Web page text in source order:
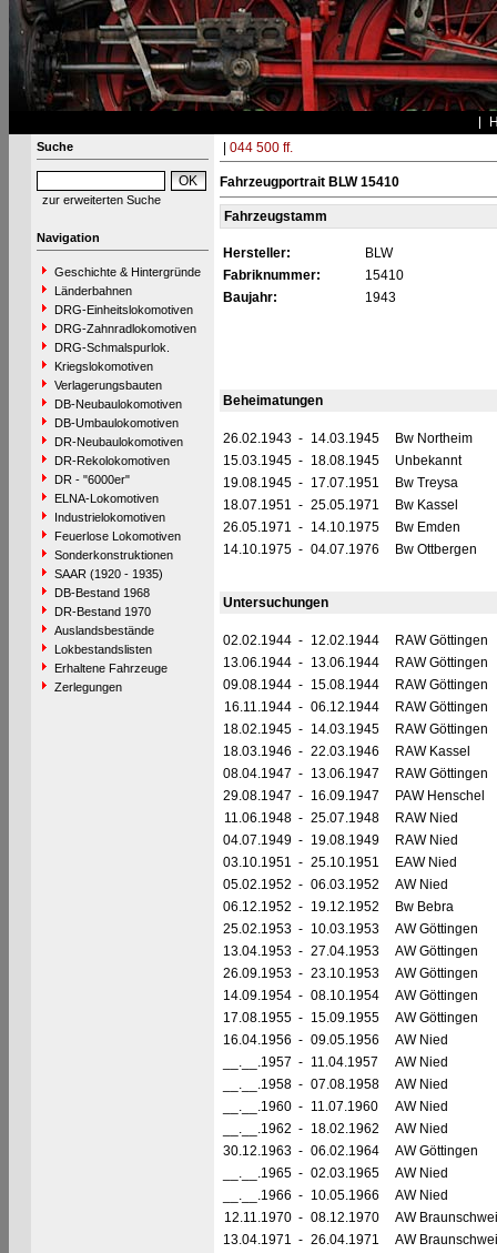
Suche
zur erweiterten Suche
Navigation
Geschichte & Hintergründe
Länderbahnen
DRG-Einheitslokomotiven
DRG-Zahnradlokomotiven
DRG-Schmalspurlok.
Kriegslokomotiven
Verlagerungsbauten
DB-Neubaulokomotiven
DB-Umbaulokomotiven
DR-Neubaulokomotiven
DR-Rekolokomotiven
DR - "6000er"
ELNA-Lokomotiven
Industrielokomotiven
Feuerlose Lokomotiven
Sonderkonstruktionen
SAAR (1920 - 1935)
DB-Bestand 1968
DR-Bestand 1970
Auslandsbestände
Lokbestandslisten
Erhaltene Fahrzeuge
Zerlegungen
044 500 ff.
Fahrzeugportrait BLW 15410
Fahrzeugstamm
Hersteller:
BLW
Fabriknummer:
15410
Baujahr:
1943
Beheimatungen
26.02.1943 - 14.03.1945
Bw Northeim
15.03.1945 - 18.08.1945
Unbekannt
19.08.1945 - 17.07.1951
Bw Treysa
18.07.1951 - 25.05.1971
Bw Kassel
26.05.1971 - 14.10.1975
Bw Emden
14.10.1975 - 04.07.1976 Bw Ottbergen
Untersuchungen
02.02.1944 - 12.02.1944
RAW Göttingen
13.06.1944 - 13.06.1944
RAW Göttingen
09.08.1944 - 15.08.1944
RAW Göttingen
16.11.1944 - 06.12.1944
RAW Göttingen
18.02.1945 - 14.03.1945
RAW Göttingen
18.03.1946 - 22.03.1946
RAW Kassel
08.04.1947 - 13.06.1947
RAW Göttingen
29.08.1947 - 16.09.1947
PAW Henschel
11.06.1948 - 25.07.1948
RAW Nied
04.07.1949 - 19.08.1949
RAW Nied
03.10.1951 - 25.10.1951
EAW Nied
05.02.1952 - 06.03.1952
AW Nied
06.12.1952 - 19.12.1952
Bw Bebra
25.02.1953 - 10.03.1953
AW Göttingen
13.04.1953 - 27.04.1953
AW Göttingen
26.09.1953 - 23.10.1953
AW Göttingen
14.09.1954 - 08.10.1954
AW Göttingen
17.08.1955 - 15.09.1955
AW Göttingen
16.04.1956 - 09.05.1956
AW Nied
__.__.1957 - 11.04.1957
AW Nied
__.__.1958 - 07.08.1958
AW Nied
__.__.1960 - 11.07.1960
AW Nied
__.__.1962 - 18.02.1962
AW Nied
30.12.1963 - 06.02.1964
AW Göttingen
__.__.1965 - 02.03.1965
AW Nied
__.__.1966 - 10.05.1966
AW Nied
12.11.1970 - 08.12.1970
AW
13.04.1971 - 26.04.1971
AW